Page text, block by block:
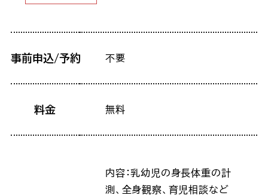
事前申込/予約 不要
料金 無料
内容：乳幼児の身長体重の計
測、全身観察、育児相談など